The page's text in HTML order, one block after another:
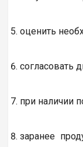
оценить
согласовать
при наличии
заранее